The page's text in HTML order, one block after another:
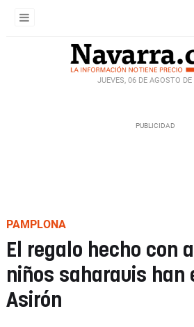
JUEVES, 06 DE AGOSTO
PAMPLONA
El regalo hecho con
niños saharauis han
Asirón